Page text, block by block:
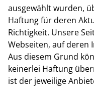
ausgewählt wurden,
Haftung für deren
Richtigkeit. Unsere
Webseiten, auf deren
Aus diesem Grund
keinerlei Haftung
ist der jeweilige